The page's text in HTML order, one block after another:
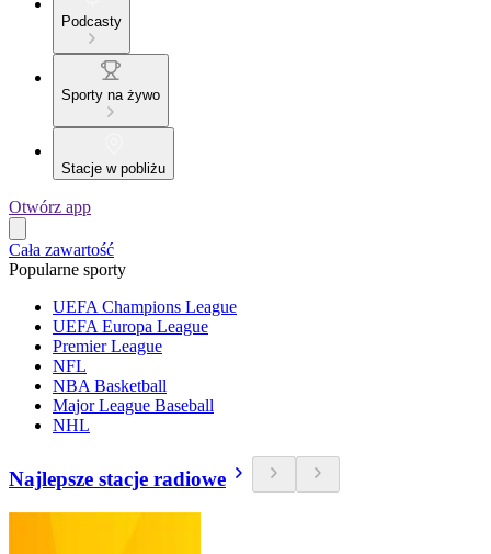
Podcasty
Sporty na żywo
Stacje w pobliżu
Otwórz app
Cała zawartość
Popularne sporty
UEFA Champions League
UEFA Europa League
Premier League
NFL
NBA Basketball
Major League Baseball
NHL
Najlepsze stacje radiowe